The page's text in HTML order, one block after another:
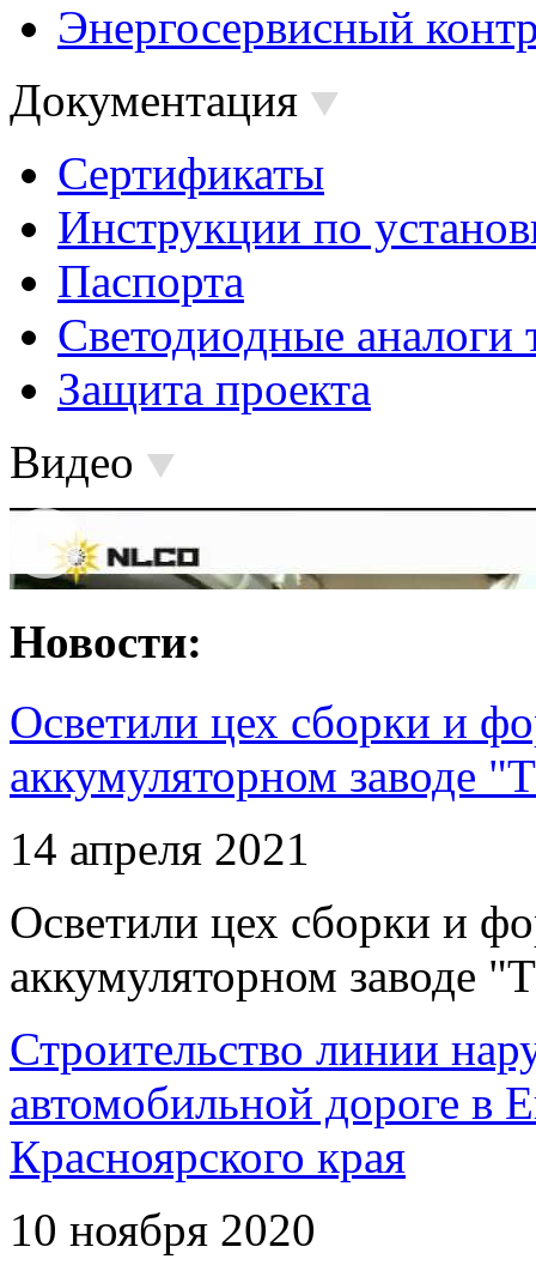
Энергосервисный
Документация
Сертификаты
Инструкции по
Паспорта
Светодиодные аналоги
Защита проекта
Видео
Новости:
Осветили цех сборки и
аккумуляторном заводе
14 апреля 2021
Осветили цех сборки и
аккумуляторном заводе
Строительство линии
автомобильной дороге в
Красноярского края
10 ноября 2020